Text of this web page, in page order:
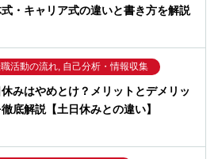
・キャリア式の違いと書き方を解説
活動の流れ, 自己分析・情報収集
みはやめとけ？メリットとデメリッ
徹底解説【土日休みとの違い】